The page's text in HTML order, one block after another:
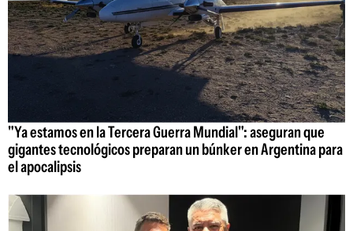
"Ya estamos en la Tercera Guerra Mundial": aseguran que
gigantes tecnológicos preparan un búnker en Argentina para
el apocalipsis